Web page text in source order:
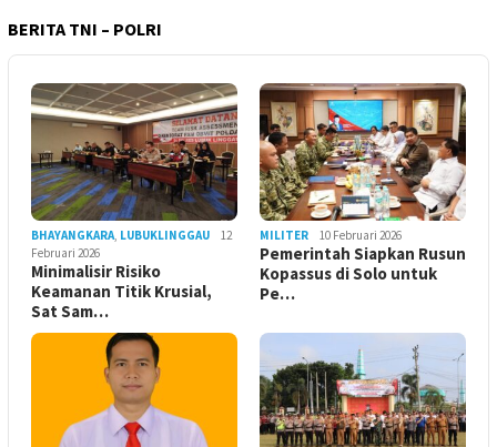
BERITA TNI – POLRI
BHAYANGKARA, LUBUKLINGGAU
12
Februari 2026
Minimalisir Risiko
Keamanan Titik Krusial,
Sat Sam…
MILITER 10 Februari 2026
Pemerintah Siapkan Rusun
Kopassus di Solo untuk
Pe…